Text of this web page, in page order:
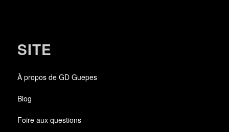
SITE
À propos de GD Guepes
Blog
Foire aux questions